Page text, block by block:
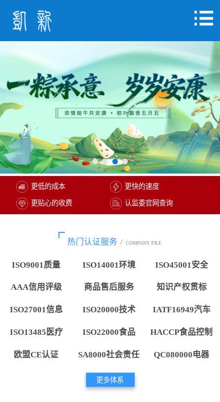
更低的成本 更快的速度
更贴心的收费 认监委官网查询
热门认证服务 / COMPANY FILE
ISO9001质量 ISO14001环境 ISO45001安全
AAA信用评级 商品售后服务 知识产权贯标
ISO27001信息 ISO20000技术 IATF16949汽车
ISO13485医疗 ISO22000食品 HACCP食品控制
欧盟CE认证 SA8000社会责任 QC080000电器
更多体系